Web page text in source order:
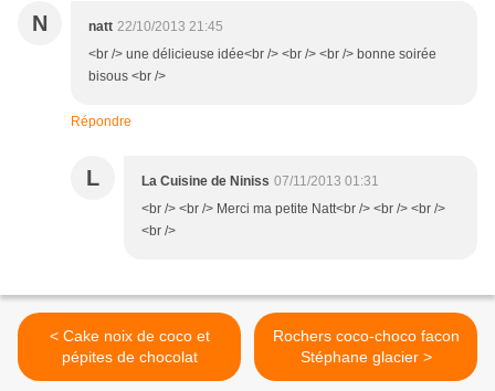
N natt 22/10/2013 21:45
<br /> une délicieuse idée<br /> <br /> <br /> bonne soirée
bisous <br />
Répondre
L La Cuisine de Niniss 07/11/2013 01:31
<br /> <br /> Merci ma petite Natt<br /> <br /> <br />
<br />
< Cake noix de coco et
pépites de chocolat
Rochers coco-choco facon
Stéphane glacier >